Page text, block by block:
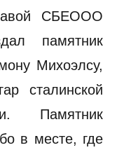
СБЕООО
памятник
Михоэлсу,
сталинской
Памятник
в месте, где